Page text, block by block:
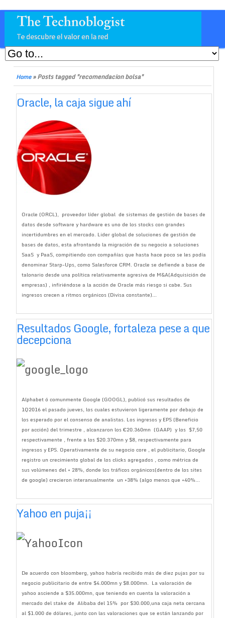
Home»Posts tagged "recomendacion bolsa"
Oracle, la caja sigue ahí
Oracle (ORCL), proveedor líder global de sistemas de gestión de bases de
datos desde software y hardware es uno de los stocks con grandes
incertidumbres en el mercado. Lider global de soluciones de gestión de
bases de datos, esta afrontando la migración de su negocio a soluciones
SaaS y PaaS, compitiendo con compañías que hasta hace poco se les podía
denominar Starp-Ups, como Salesforce CRM. Oracle se defiende a base de
talonario desde una política relativamente agresiva de M&A(Adquisición de
empresas) , infiriéndose a la acción de Oracle más riesgo si cabe. Sus
ingresos crecen a ritmos orgánicos (Divisa constante)...
Resultados Google, fortaleza pese a que
decepciona
Alphabet ó comunmente Google (GOOGL), publicó sus resultados de
1Q2016 el pasado jueves, los cuales estuvieron ligeramente por debajo de
los esperado por el consenso de analistas. Los ingresos y EPS (Beneficio
por acción) del trimestre , alcanzaron los €20.360mn (GAAP) y los $7,50
respectivamente , frente a los $20.370mn y $8, respectivamente para
ingresos y EPS. Operativamente de su negocio core , el publicitario, Google
registro un crecimiento global de los clicks agregados , como métrica de
sus volúmenes del + 28%, donde los tráficos orgánicos(dentro de los sites
de google) crecieron interanualmente un +38% (algo menos que +40%...
Yahoo en puja¡¡
De acuerdo con bloomberg, yahoo habría recibido más de diez pujas por su
negocio publicitario de entre $4.000mn y $8.000mn. La valoración de
yahoo asciende a $35.000mn, que teniendo en cuenta la valoración a
mercado del stake de Alibaba del 15% por $30.000,una caja neta cercana
al $1.000 de dólares, junto con las valoraciones que se están lanzando por